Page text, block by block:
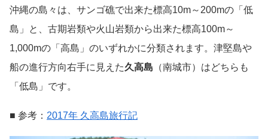
沖縄の島々は、サンゴ礁で出来た標高10m～200mの「低
島」と、古期岩類や火山岩類から出来た標高100m～
1,000mの「高島」のいずれかに分類されます。津堅島や
船の進行方向右手に見えた久高島 （南城市）はどちらも
「低島」です。
■ 参考： 2017年 久高島旅行記